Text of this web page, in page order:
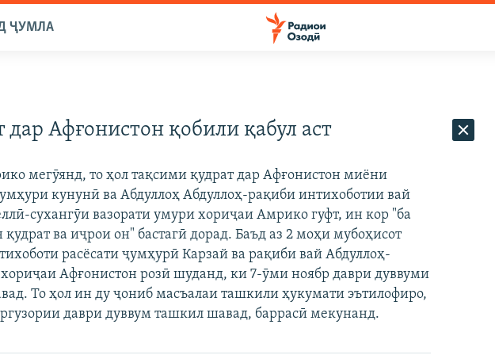
ҶУМЛА
дар Афғонистон қобили қабул аст
мегӯянд, то ҳол тақсими қудрат дар Афғонистон миёни
кунунӣ ва Абдуллоҳ Абдуллоҳ-рақиби интихоботии вай
сухангӯи вазорати умури хориҷаи Амрико гуфт, ин кор "ба
ва иҷрои он" бастагӣ дорад. Баъд аз 2 моҳи мубоҳисот
расёсати ҷумҳурӣ Карзай ва рақиби вай Абдуллоҳ-
Афғонистон розӣ шуданд, ки 7-ӯми ноябр даври дуввуми
То ҳол ин ду ҷониб масъалаи ташкили ҳукумати эътилофиро,
даври дуввум ташкил шавад, баррасӣ мекунанд.